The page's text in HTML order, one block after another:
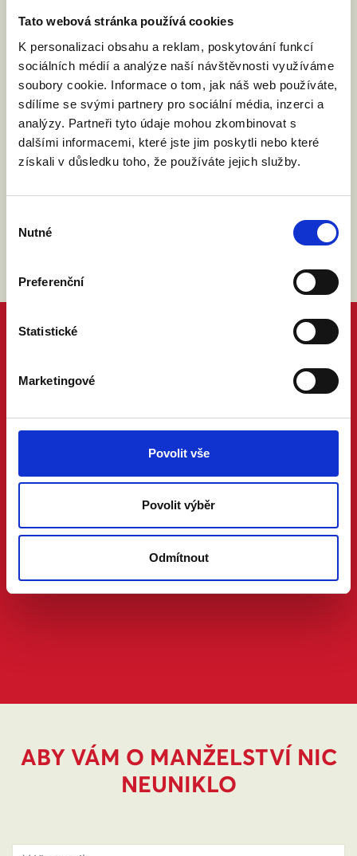
Tato webová stránka používá cookies
K personalizaci obsahu a reklam, poskytování funkcí
sociálních médií a analýze naší návštěvnosti využíváme
soubory cookie. Informace o tom, jak náš web používáte,
sdílíme se svými partnery pro sociální média, inzerci a
analýzy. Partneři tyto údaje mohou zkombinovat s
dalšími informacemi, které jste jim poskytli nebo které
získali v důsledku toho, že používáte jejich služby.
souhlasu
Nutné
Preferenční
Statistické
Marketingové
Povolit vše
Povolit výběr
Odmítnout
Web místa konání.
Událost na facebooku
ABY VÁM O MANŽELSTVÍ NIC
NEUNIKLO